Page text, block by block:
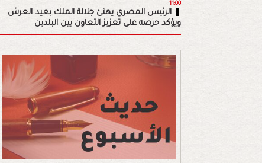
11:00
الرئيس المصري يهنئ جلالة الملك بعيد العرش
ويؤكد حرصه على تعزيز التعاون بين البلدين